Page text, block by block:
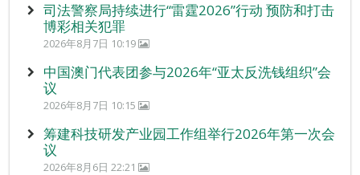
司法警察局持续进行“雷霆2026”行动 预防和打击
博彩相关犯罪
2026年8月7日 10:19
中国澳门代表团参与2026年“亚太反洗钱组织”会
议
2026年8月7日 10:15
筹建科技研发产业园工作组举行2026年第一次会
议
2026年8月6日 22:21